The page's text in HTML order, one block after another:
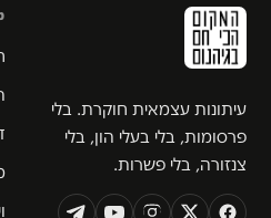
עיתונות עצמאית חוקרת. בלי
פרסומות, בלי בעלי הון, בלי
צנזורה, בלי פשרות.